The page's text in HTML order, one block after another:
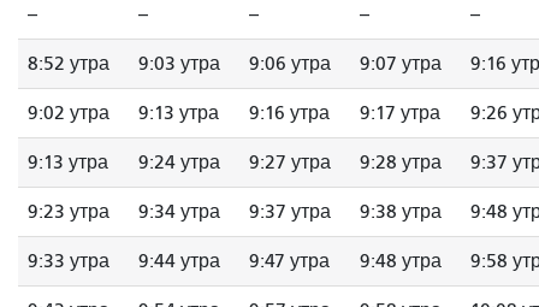
-- -- -- -- --
8:52 утра 9:03 утра 9:06 утра 9:07 утра 9:16
9:02 утра 9:13 утра 9:16 утра 9:17 утра 9:26
9:13 утра 9:24 утра 9:27 утра 9:28 утра 9:37
9:23 утра 9:34 утра 9:37 утра 9:38 утра 9:48
9:33 утра 9:44 утра 9:47 утра 9:48 утра 9:58